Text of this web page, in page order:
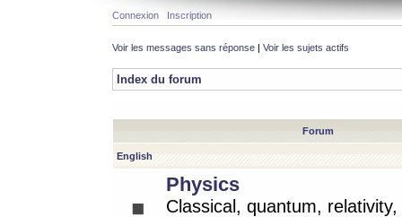
Connexion Inscription
Voir les messages sans réponse | Voir les sujets actifs
Index du forum
Forum
English
Physics
Classical, quantum,